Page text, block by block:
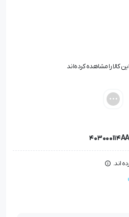
کالا را مشاهده کرده‌اند